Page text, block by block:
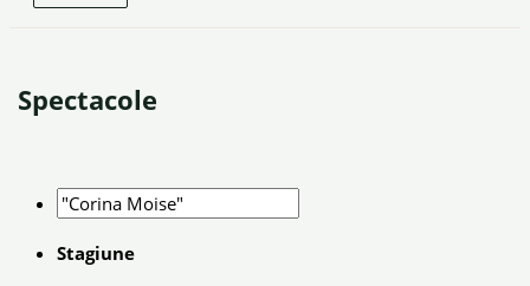
Spectacole
Stagiune